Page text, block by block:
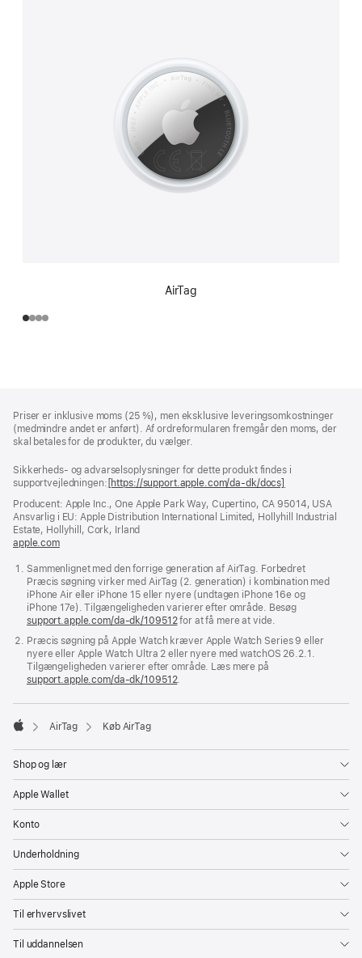
AirTag
Priser er inklusive moms (25 %), men eksklusive leveringsomkostninger
(medmindre andet er anført). Af ordreformularen fremgår den moms, der
skal betales for de produkter, du vælger.
Sikkerheds- og advarselsoplysninger for dette produkt findes i
supportvejledningen: [https://support.apple.com/da-dk/docs]
et
nyt
Producent: Apple Inc., One Apple Park Way, Cupertino, CA 95014, USA
Ansvarlig i EU: Apple Distribution International Limited, Hollyhill Industrial
Estate, Hollyhill, Cork, Irland
apple.com(åbner
et
nyt
vindue)
Sammenlignet med den forrige generation af AirTag. Forbedret
Præcis søgning virker med AirTag (2. generation) i kombination med
iPhone Air eller iPhone 15 eller nyere (undtagen iPhone 16e og
iPhone 17e). Tilgængeligheden varierer efter område. Besøg
support.apple.com/da-dk/109512for at få mere at vide.
Præcis søgning på Apple Watch kræver Apple Watch Series 9 eller
nyere eller Apple Watch Ultra 2 eller nyere med watchOS 26.2.1.
Tilgængeligheden varierer efter område. Læs mere på
support.apple.com/da-dk/109512.
AirTag Køb AirTag
Shop og lær
Apple Wallet
Konto
Underholdning
Apple Store
Til erhvervslivet
Til uddannelsen